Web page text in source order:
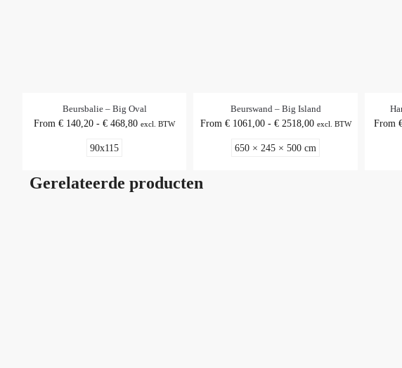
Beursbalie – Big Oval
From€ 140,20 - € 468,80 excl. BTW
90x115
Beurswand – Big Island
From €1061,00 - €2518,00 excl. BTW
650 × 245 × 500 cm
From
Gerelateerde producten